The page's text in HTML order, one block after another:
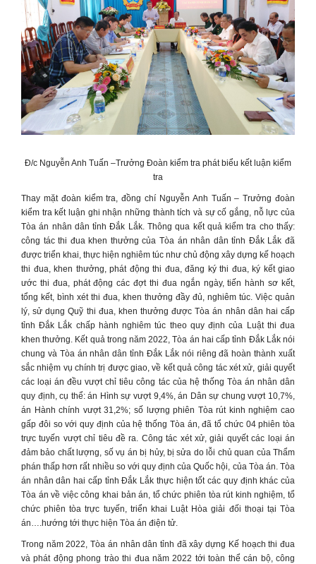
Đ/c Nguyễn Anh Tuấn –Trưởng Đoàn kiểm tra phát biểu kết luận kiểm
tra
Thay mặt đoàn kiểm tra, đồng chí Nguyễn Anh Tuấn – Trưởng đoàn
kiểm tra kết luận ghi nhận những thành tích và sự cố gắng, nỗ lực của
Tòa án nhân dân tỉnh Đắk Lắk. Thông qua kết quả kiểm tra cho thấy:
công tác thi đua khen thưởng của Tòa án nhân dân tỉnh Đắk Lắk đã
được triển khai, thực hiện nghiêm túc như chủ động xây dựng kế hoạch
thi đua, khen thưởng, phát động thi đua, đăng ký thi đua, ký kết giao
ước thi đua, phát động các đợt thi đua ngắn ngày, tiến hành sơ kết,
tổng kết, bình xét thi đua, khen thưởng đầy đủ, nghiêm túc. Việc quản
lý, sử dụng Quỹ thi đua, khen thưởng được Tòa án nhân dân hai cấp
tỉnh Đắk Lắk chấp hành nghiêm túc theo quy định của Luật thi đua
khen thưởng. Kết quả trong năm 2022, Tòa án hai cấp tỉnh Đắk Lắk nói
chung và Tòa án nhân dân tỉnh Đắk Lắk nói riêng đã hoàn thành xuất
sắc nhiệm vụ chính trị được giao, về kết quả công tác xét xử, giải quyết
các loại án đều vượt chỉ tiêu công tác của hệ thống Tòa án nhân dân
quy định, cụ thể: án Hình sự vượt 9,4%, án Dân sự chung vượt 10,7%,
án Hành chính vượt 31,2%; số lượng phiên Tòa rút kinh nghiệm cao
gấp đôi so với quy định của hệ thống Tòa án, đã tổ chức 04 phiên tòa
trực tuyến vượt chỉ tiêu đề ra. Công tác xét xử, giải quyết các loại án
đảm bảo chất lượng, số vụ án bị hủy, bị sửa do lỗi chủ quan của Thẩm
phán thấp hơn rất nhiều so với quy định của Quốc hội, của Tòa án. Tòa
án nhân dân hai cấp tỉnh Đắk Lắk thực hiện tốt các quy định khác của
Tòa án về việc công khai bản án, tổ chức phiên tòa rút kinh nghiệm, tổ
chức phiên tòa trực tuyến, triển khai Luật Hòa giải đối thoại tại Tòa
án….hướng tới thực hiện Tòa án điện tử.
Trong năm 2022, Tòa án nhân dân tỉnh đã xây dựng Kế hoạch thi đua
và phát động phong trào thi đua năm 2022 tới toàn thể cán bộ, công